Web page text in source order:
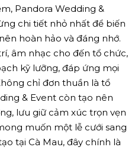
Pandora Wedding &
chi tiết nhỏ nhất để biến
hoàn hảo và đáng nhớ.
âm nhạc cho đến tổ chức,
kỹ lưỡng, đáp ứng mọi
chỉ đơn thuần là tổ
& Event còn tạo nên
lưu giữ cảm xúc trọn vẹn
muốn một lễ cưới sang
tại Cà Mau, đây chính là